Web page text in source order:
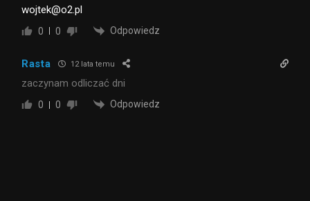
wojtek@o2.pl
0 0 Odpowiedz
Rasta 12 lata temu
zaczynam odliczać dni
0 0 Odpowiedz